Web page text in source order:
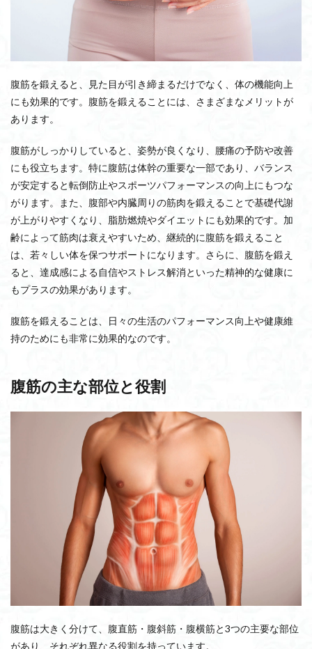
腹筋を鍛えると、見た目が引き締まるだけでなく、体の機能向上
にも効果的です。腹筋を鍛えることには、さまざまなメリットが
あります。
腹筋がしっかりしていると、姿勢が良くなり、腰痛の予防や改善
にも役立ちます。特に腹筋は体幹の重要な一部であり、バランス
が安定すると転倒防止やスポーツパフォーマンスの向上にもつな
がります。また、腹部や内臓周りの筋肉を鍛えることで基礎代謝
が上がりやすくなり、脂肪燃焼やダイエットにも効果的です。加
齢によって筋肉は衰えやすいため、継続的に腹筋を鍛えること
は、若々しい体を保つサポートになります。さらに、腹筋を鍛え
ると、達成感による自信やストレス解消といった精神的な健康に
もプラスの効果があります。
腹筋を鍛えることは、日々の生活のパフォーマンス向上や健康維
持のためにも非常に効果的なのです。
腹筋の主な部位と役割
腹筋は大きく分けて、腹直筋・腹斜筋・腹横筋と3つの主要な部位
があり、それぞれ異なる役割を持っています。
エアロバイク買取
ウォーキングマシン
ウォーキング
ウェイトマシン
インナーマッスル
インクラインロウマシン
インクラインベンチプレス
チェストプレスマシン
ベントオーバーロウ
ベンチャーキャピタル
ベンチプレス
ペックフライマシン
ペッグデックマシン
プレートロードマシン
フリーウエイト
ブランド
ホームジム
フランチャイズ加盟
フランチャイズ
フラットベンチ
フォロワー
フォームローラー
フォーム
フィットプレイス24
フィットネス施設
フィットネスレース
ポージング
ホームページ
フィットネスバイク
マルチラック
メンテナンス
メーカー比較
メーカー別相場
マッサージガン
マスキュラーフィジーク
マシン設備
マシン種類
マシンメーカー
マシンピラティス
ボディビル
ボックスジャンプ
ボクシング
フィットネスマシン
フィットネスジム退会
ディップスマシン
トレーニングメニュー
バーティカルロウマシン
パーソナルトレーニング
パーソナルトレーナー
パーソナルジム
パーソナル
トレッドミル
トレーニング方法（鍛え方）
トレーニング方法
バーベルトレーニング
トレーニングベンチ